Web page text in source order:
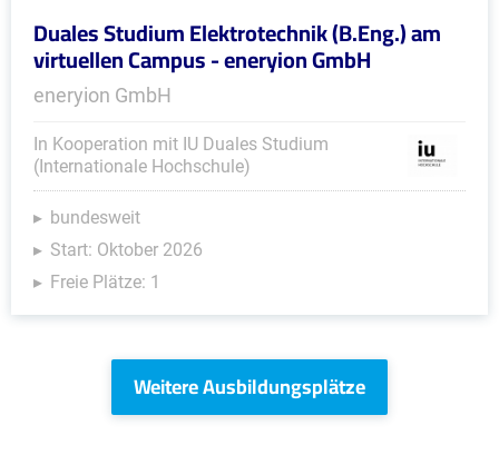
Duales Studium Elektrotechnik (B.Eng.) am
virtuellen Campus - eneryion GmbH
eneryion GmbH
In Kooperation mit IU Duales Studium
(Internationale Hochschule)
bundesweit
Start: Oktober 2026
Freie Plätze: 1
Weitere Ausbildungsplätze